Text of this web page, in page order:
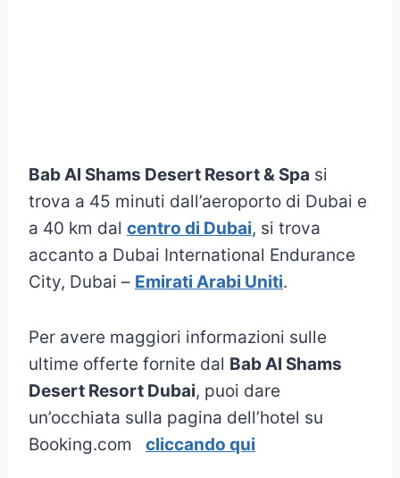
Bab Al Shams Desert Resort & Spa si
trova a 45 minuti dall’aeroporto di Dubai e
a 40 km dal centro di Dubai, si trova
accanto a Dubai International Endurance
City, Dubai – Emirati Arabi Uniti.
Per avere maggiori informazioni sulle
ultime offerte fornite dal Bab Al Shams
Desert Resort Dubai, puoi dare
un’occhiata sulla pagina dell’hotel su
Booking.com cliccando qui